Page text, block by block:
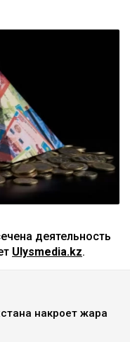
деятельность
Ulysmedia.kz.
накроет жара